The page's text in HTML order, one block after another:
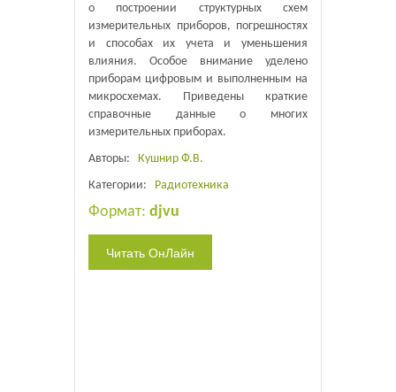
о построении структурных схем
измерительных приборов, погрешностях
и способах их учета и уменьшения
влияния. Особое внимание уделено
приборам цифровым и выполненным на
микросхемах. Приведены краткие
справочные данные о многих
измерительных приборах.
Авторы: Кушнир Ф.В.
Категории: Радиотехника
Формат: djvu